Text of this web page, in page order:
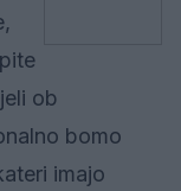
ob
bomo
imajo